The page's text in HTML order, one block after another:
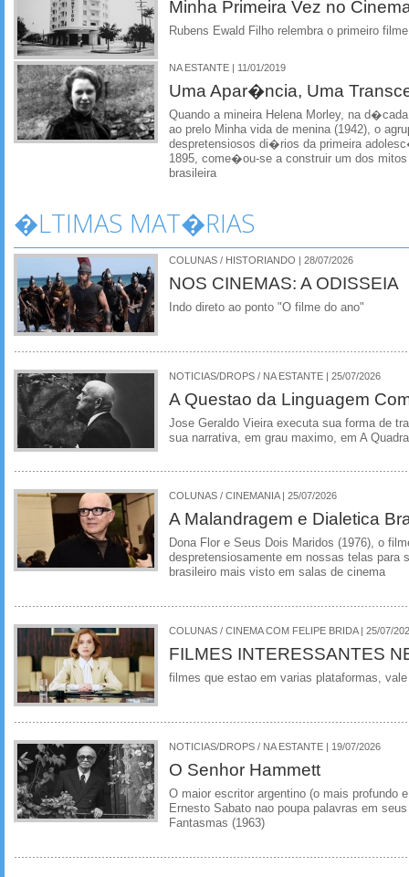
Minha Primeira Vez no
Rubens Ewald Filho relembra o primeiro
NA ESTANTE | 11/01/2019
Uma Apar�ncia, Uma
Quando a mineira Helena Morley, na
ao prelo Minha vida de menina (1942), o
despretensiosos di�rios da primeira
1895, come�ou-se a construir um dos
brasileira
�LTIMAS MAT�RIAS
COLUNAS / HISTORIANDO | 28/07/2026
NOS CINEMAS: A ODISSEIA
Indo direto ao ponto "O filme do ano"
NOTICIAS/DROPS / NA ESTANTE | 25/07/2026
A Questao da Linguagem
Jose Geraldo Vieira executa sua forma de
sua narrativa, em grau maximo, em A
COLUNAS / CINEMANIA | 25/07/2026
A Malandragem e Dialetica
Dona Flor e Seus Dois Maridos (1976), o
despretensiosamente em nossas telas para
brasileiro mais visto em salas de cinema
COLUNAS / CINEMA COM FELIPE BRIDA | 25/07/
FILMES INTERESSANTES
filmes que estao em varias plataformas,
NOTICIAS/DROPS / NA ESTANTE | 19/07/2026
O Senhor Hammett
O maior escritor argentino (o mais profundo
Ernesto Sabato nao poupa palavras em
Fantasmas (1963)